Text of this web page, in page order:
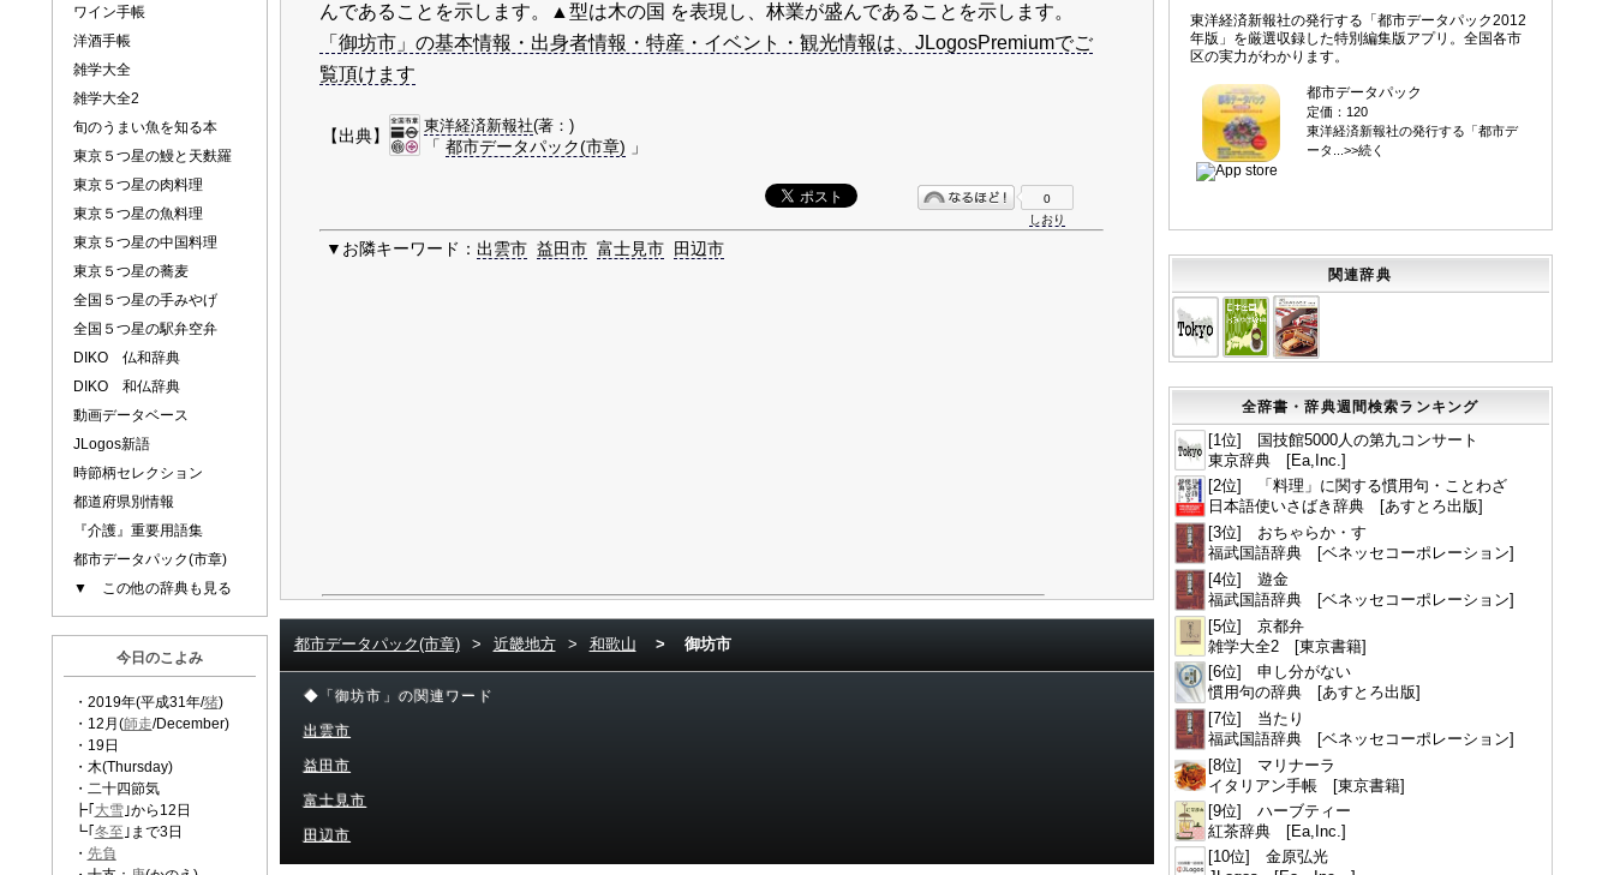
ワイン手帳
洋酒手帳
雑学大全
雑学大全2
旬のうまい魚を知る本
東京５つ星の鰻と天麩羅
東京５つ星の肉料理
東京５つ星の魚料理
東京５つ星の中国料理
東京５つ星の蕎麦
全国５つ星の手みやげ
全国５つ星の駅弁空弁
DIKO 仏和辞典
DIKO 和仏辞典
動画データベース
JLogos新語
時節柄セレクション
都道府県別情報
『介護』重要用語集
都市データパック(市章)
▼ この他の辞典も見る
今日のこよみ
・2019年(平成31年/猪)
・12月(師走/December)
・19日
・木(Thursday)
・二十四節気
┣｢ 大雪｣から12日
┗｢ 冬至 ｣まで3日
・ 先負
んであることを示します。▲型は木の国 を表現し、林業が盛んであることを示します。
「御坊市」の基本情報・出身者情報・特産・イベント・観光情報は、JLogosPremiumでご
覧頂けます
【出典】
東洋経済新報社(著：)
「 都市データパック(市章) 」
0
しおり
▼お隣キーワード： 出雲市 益田市 富士見市 田辺市
都市データパック(市章) > 近畿地方 > 和歌山 > 御坊市
◆「御坊市」の関連ワード
出雲市
益田市
富士見市
田辺市
東洋経済新報社の発行する「都市データパック2012
年版」を厳選収録した特別編集版アプリ。全国各市
区の実力がわかります。
都市データパック
定価：120
東洋経済新報社の発行する「都市デ
ータ...>>続く
関連辞典
全辞書・辞典週間検索ランキング
[1位] 国技館5000人の第九コンサート
東京辞典 [Ea,Inc.]
[2位] 「料理」に関する慣用句・ことわざ
日本語使いさばき辞典 [あすとろ出版]
[3位] おちゃらか・す
福武国語辞典 [ベネッセコーポレーション]
[4位] 遊金
福武国語辞典 [ベネッセコーポレーション]
[5位] 京都弁
雑学大全2 [東京書籍]
[6位] 申し分がない
慣用句の辞典 [あすとろ出版]
[7位] 当たり
福武国語辞典 [ベネッセコーポレーション]
[8位] マリナーラ
イタリアン手帳 [東京書籍]
[9位] ハーブティー
紅茶辞典 [Ea,Inc.]
[10位] 金原弘光